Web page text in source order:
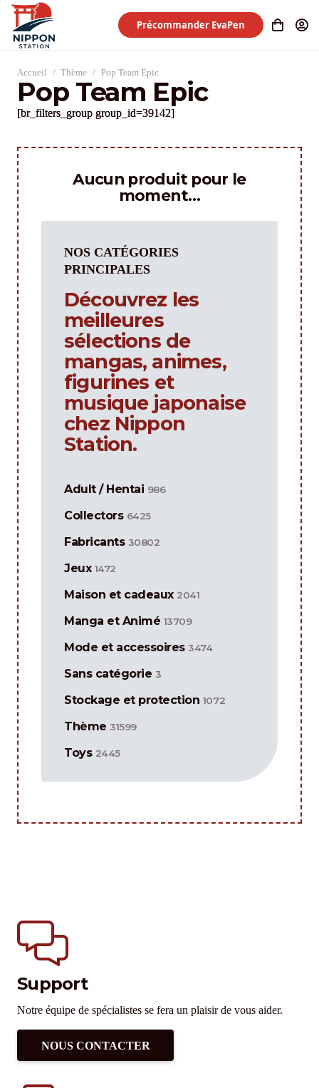
Précommander EvaPen
Accueil / Thème / Pop Team Epic
Pop Team Epic
[br_filters_group group_id=39142]
Aucun produit pour le
moment…
NOS CATÉGORIES
PRINCIPALES
Découvrez les
meilleures
sélections de
mangas, animes,
figurines et
musique japonaise
chez Nippon
Station.
Adult / Hentai 986
Collectors 6425
Fabricants 30802
Jeux 1472
Maison et cadeaux 2041
Manga et Animé 13709
Mode et accessoires 3474
Sans catégorie 3
Stockage et protection 1072
Thème 31599
Toys 2445
Support
Notre équipe de spécialistes se fera un plaisir de vous aider.
NOUS CONTACTER